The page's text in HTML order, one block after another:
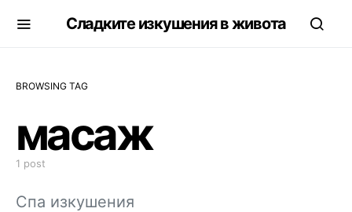
Сладките изкушения в живота
BROWSING TAG
масаж
1 post
Спа изкушения